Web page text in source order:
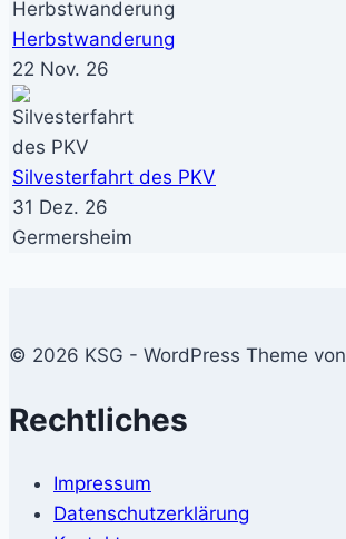
Herbstwanderung
22 Nov. 26
Silvesterfahrt des PKV
31 Dez. 26
Germersheim
© 2026 KSG - WordPress Theme von
Rechtliches
Impressum
Datenschutzerklärung